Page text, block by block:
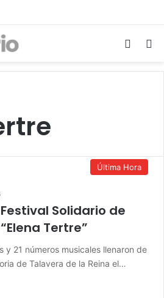
Última Hora
Solidario de
Tertre”
y 21 números musicales llenaron de
de Talavera de la Reina el…